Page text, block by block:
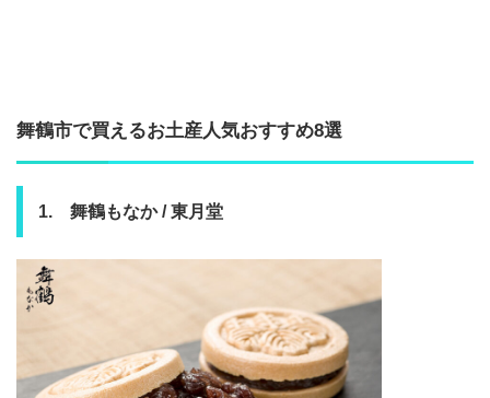
舞鶴市で買えるお土産人気おすすめ8選
1. 舞鶴もなか / 東月堂